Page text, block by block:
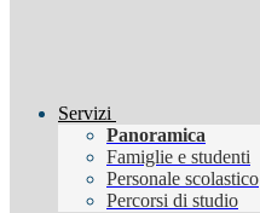
Servizi
Panoramica
Famiglie e studenti
Personale scolastico
Percorsi di studio